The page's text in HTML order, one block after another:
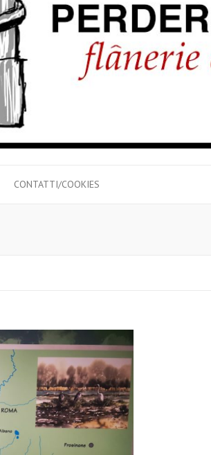
CONTATTI/COOKIES